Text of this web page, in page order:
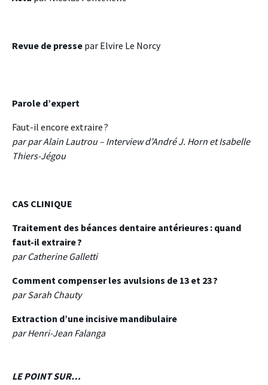
Revue de presse par Elvire Le Norcy
Parole d’expert
Faut-il encore extraire ?
par par Alain Lautrou – Interview d’André J. Horn et Isabelle
Thiers-Jégou
CAS CLINIQUE
Traitement des béances dentaire antérieures : quand
faut-il extraire ?
par Catherine Galletti
Comment compenser les avulsions de 13 et 23 ?
par Sarah Chauty
Extraction d’une incisive mandibulaire
par Henri-Jean Falanga
LE POINT SUR…